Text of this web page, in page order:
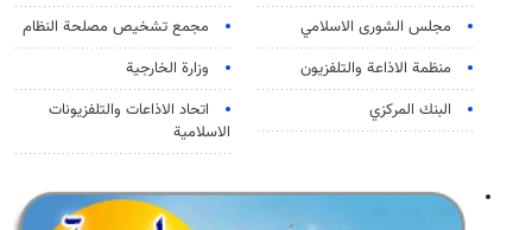
مجلس الشورى الاسلامي
مجمع تشخيص مصلحة النظام
منظمة الاذاعة والتلفزیون
وزارة الخارجية
البنك المركزي
اتحاد الاذاعات والتلفزيونات
الاسلامية